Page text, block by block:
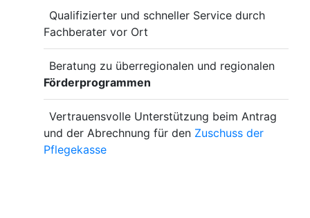
Qualifizierter und schneller Service durch
Fachberater vor Ort
Beratung zu überregionalen und regionalen
Förderprogrammen
Vertrauensvolle Unterstützung beim Antrag
und der Abrechnung für den Zuschuss der
Pflegekasse